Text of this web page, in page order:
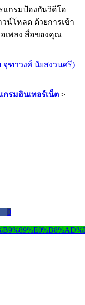
แกรมป้องกันวิดีโอ
น์โหลด ด้วยการเข้า
เพลง สื่อของคุณ
ย จุฑาวงศ์ นัยสงวนศรี)
กรมอินเทอร์เน็ต >
0